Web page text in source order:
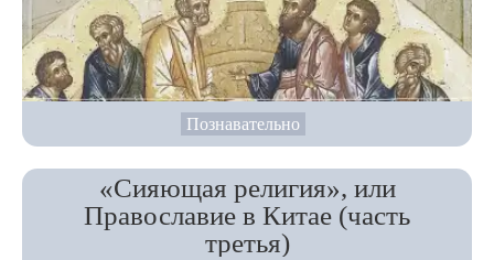
Познавательно
«Сияющая религия», или
Православие в Китае (часть
третья)